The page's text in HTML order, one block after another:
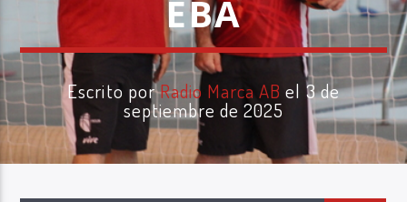
Canción actual
Radio Marca
Albacete
EBA
Escrito porRadio Marca AB el 3 de
septiembre de 2025